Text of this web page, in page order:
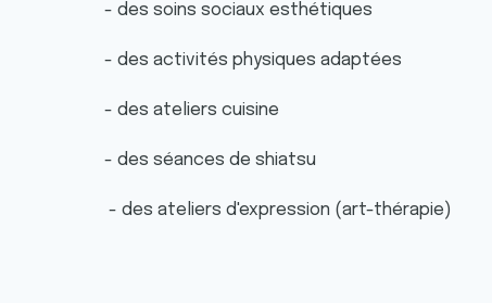
- des soins sociaux esthétiques
- des activités physiques adaptées
- des ateliers cuisine
- des séances de shiatsu
- des ateliers d'expression (art-thérapie)